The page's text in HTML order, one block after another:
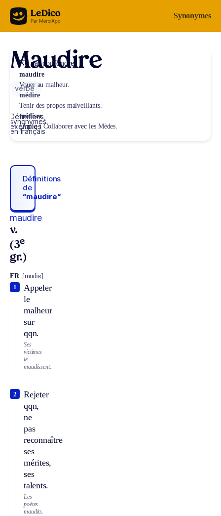
Aller au contenu Synonymes
Maudire
verbe
Définitions,
synonymes,
exemples
en français
Définitions
de
“maudire“
maudire
v.
(3e
gr.)
FR [modiʀ]
Appeler
le
malheur
sur
qqn.
1
Ses
victimes
le
maudissent.
Rejeter
qqn,
ne
pas
reconnaître
ses
mérites,
ses
talents.
2
Les
poètes
maudits.
Ne pas confondre
maudire
Vouer au malheur.
médire
Tenir des propos malveillants.
médiser
(Antiq.) Collaborer avec les Mèdes.